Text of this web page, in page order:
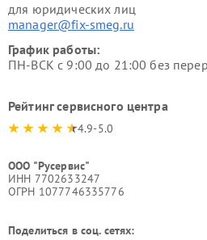
для юридических лиц
manager@fix-smeg.ru
График работы:
ПН-ВСК с 9:00 до 21:00 без
Рейтинг сервисного центра
4.9-5.0
ООО "Русервис"
ИНН 7702633247
ОГРН 1077746335776
Поделиться в соц. сетях: